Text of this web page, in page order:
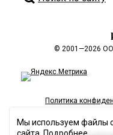
© 2001—2026
Политика
Мы используем файлы